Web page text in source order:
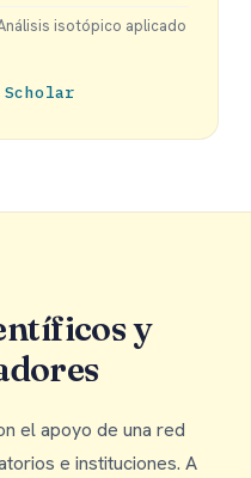
isotópico aplicado
y
el apoyo de una red
e instituciones. A